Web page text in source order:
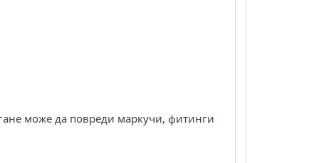
може да повреди маркучи, фитинги